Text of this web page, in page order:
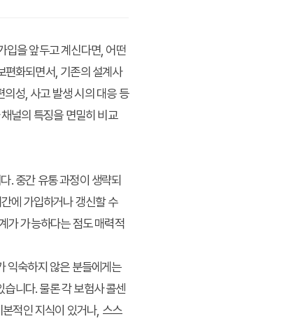
입을 앞두고 계신다면, 어떤
편화되면서, 기존의 설계사
성, 사고 발생 시의 대응 등
널의 특징을 면밀히 비교
. 중간 유통 과정이 생략되
에 가입하거나 갱신할 수
가 가능하다는 점도 매력적
익숙하지 않은 분들에게는
니다. 물론 각 보험사 콜센
적인 지식이 있거나, 스스